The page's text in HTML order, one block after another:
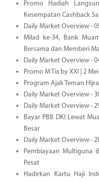
Promo Hadiah
Kesempatan Cashback
Daily Market Overview -
Milad ke-34, Bank
Bersama dan Memberi
Daily Market Overview -
Promo M Tix by XXI | 2
Program Ajak Teman
Daily Market Overview -
Daily Market Overview -
Bayar PBB DKI Lewat
Besar
Daily Market Overview -
Pembiayaan Multiguna
Pesat
Hadirkan Kartu Haji